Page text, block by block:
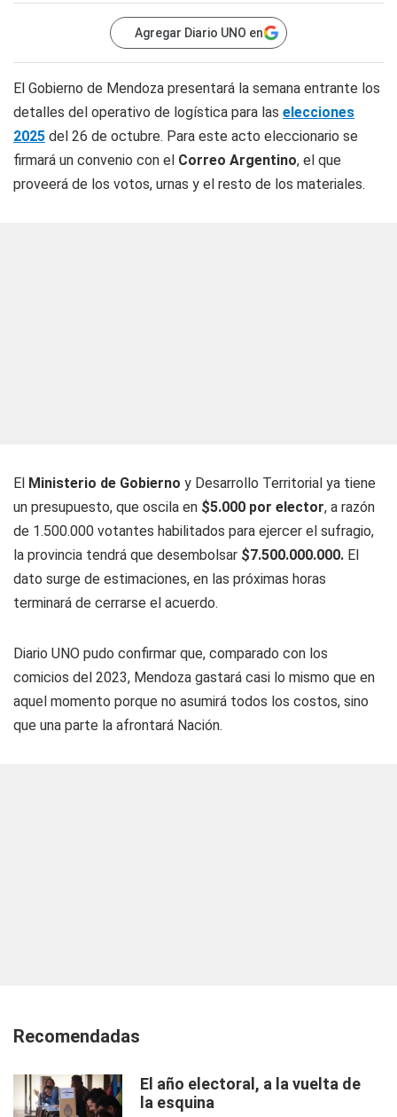
Agregar Diario UNO en
El Gobierno de Mendoza presentará la semana entrante los
detalles del operativo de logística para las elecciones
2025 del 26 de octubre. Para este acto eleccionario se
firmará un convenio con el Correo Argentino, el que
proveerá de los votos, urnas y el resto de los materiales.
El Ministerio de Gobierno y Desarrollo Territorial ya tiene
un presupuesto, que oscila en $5.000 por elector, a razón
de 1.500.000 votantes habilitados para ejercer el sufragio,
la provincia tendrá que desembolsar $7.500.000.000. El
dato surge de estimaciones, en las próximas horas
terminará de cerrarse el acuerdo.
Diario UNO pudo confirmar que, comparado con los
comicios del 2023, Mendoza gastará casi lo mismo que en
aquel momento porque no asumirá todos los costos, sino
que una parte la afrontará Nación.
Recomendadas
El año electoral, a la vuelta de
la esquina